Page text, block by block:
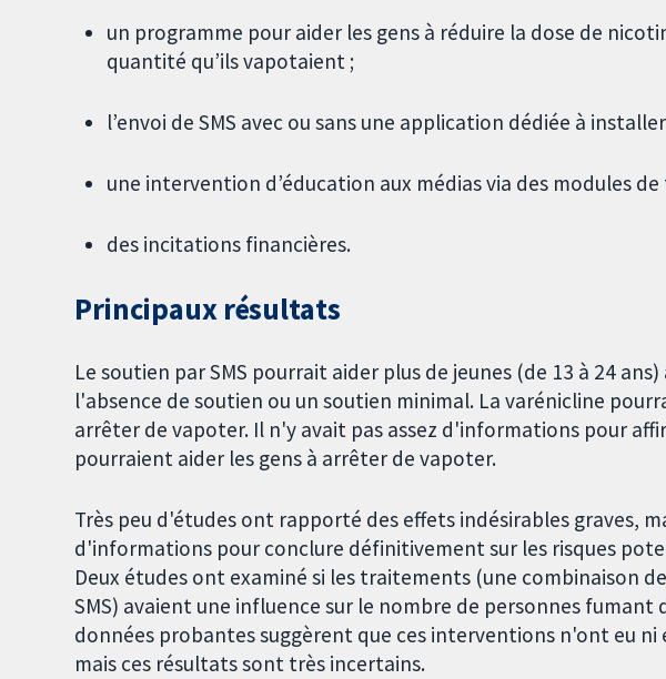
un programme pour aider les gens à réduire la dose de
quantité qu’ils vapotaient ;
l’envoi de SMS avec ou sans une application dédiée à
une intervention d’éducation aux médias via des modules
des incitations financières.
Principaux résultats
Le soutien par SMS pourrait aider plus de jeunes (de 13 à 24
l'absence de soutien ou un soutien minimal. La varénicline
arrêter de vapoter. Il n'y avait pas assez d'informations pour
pourraient aider les gens à arrêter de vapoter.
Très peu d'études ont rapporté des effets indésirables graves,
d'informations pour conclure définitivement sur les risques
Deux études ont examiné si les traitements (une combinaison de
SMS) avaient une influence sur le nombre de personnes fumant
données probantes suggèrent que ces interventions n'ont eu
mais ces résultats sont très incertains.